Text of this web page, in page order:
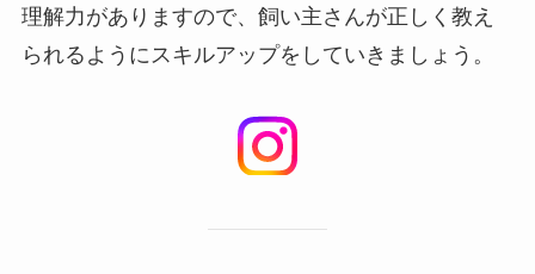
理解力がありますので、飼い主さんが正しく教え
られるようにスキルアップをしていきましょう。